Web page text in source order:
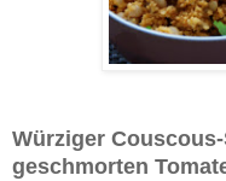
Würziger
geschmorten